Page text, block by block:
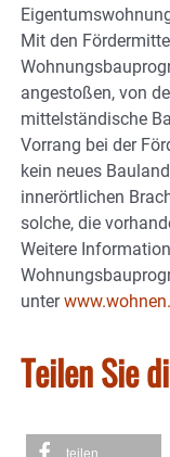
Mit den
angestoßen, von
mittelständische
Vorrang bei der
kein neues
innerörtlichen
solche, die
Weitere
unter
Teilen Sie
teilen